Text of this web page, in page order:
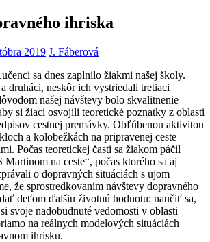
ihriska
2019 J. Fáberová
sa dnes zaplnilo žiakmi našej školy.
druháci, neskôr ich vystriedali tretiaci
našej návštevy bolo skvalitnenie
si žiaci osvojili teoretické poznatky z oblasti
cestnej premávky. Obľúbenou aktivitou
a kolobežkách na pripravenej ceste
Počas teoretickej časti sa žiakom páčil
na ceste“, počas ktorého sa aj
o dopravných situáciách s ujom
že sprostredkovaním návštevy dopravného
deťom ďalšiu životnú hodnotu: naučiť sa,
svoje nadobudnuté vedomosti v oblasti
na reálnych modelových situáciách
ihrisku.